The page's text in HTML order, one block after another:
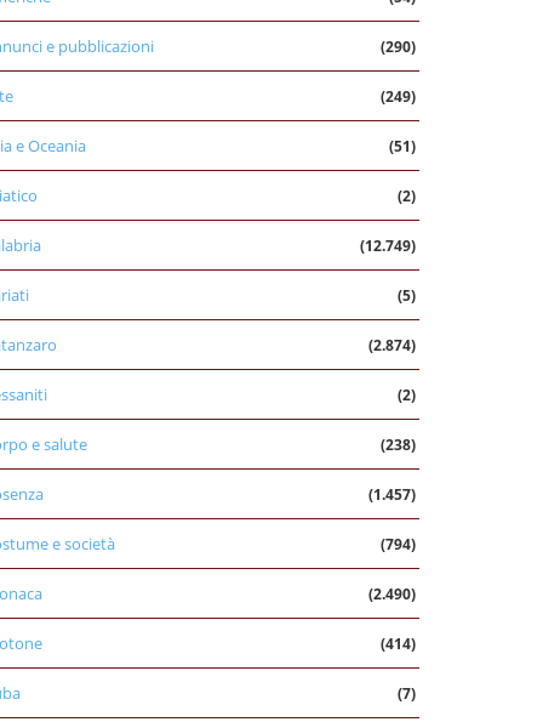
e pubblicazioni (290)
(249)
e Oceania (51)
(2)
(12.749)
(5)
(2.874)
(2)
e salute (238)
(1.457)
e società (794)
(2.490)
(414)
(7)